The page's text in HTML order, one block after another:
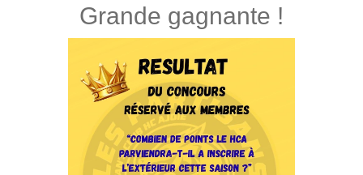
Grande gagnante !